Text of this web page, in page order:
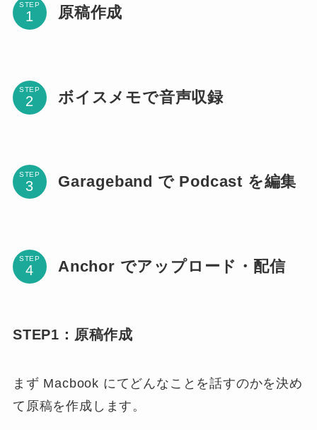
STEP 原稿作成
STEP ボイスメモで音声収録
STEP Garageband で Podcast を編集
STEP Anchor でアップロード・配信
STEP1：原稿作成
まず Macbook にてどんなことを話すのかを決め
て原稿を作成します。